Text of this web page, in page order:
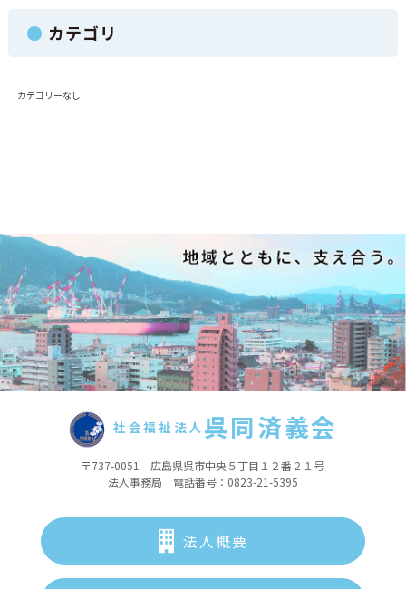
カテゴリ
カテゴリーなし
社会福祉法人 呉同済義会
〒737-0051 広島県呉市中央５丁目１２番２１号
法人事務局 電話番号：0823-21-5395
法人概要